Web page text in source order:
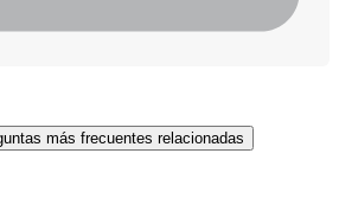
más frecuentes relacionadas